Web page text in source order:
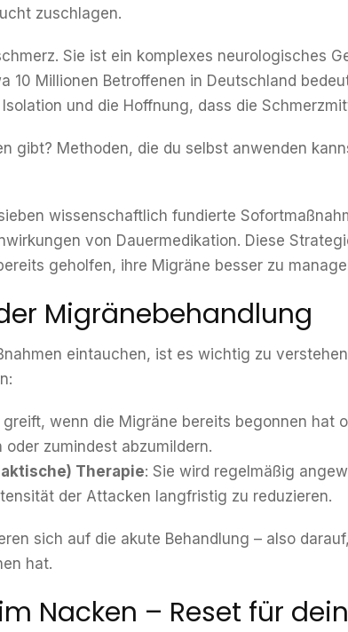
zuschlagen.
Sie ist ein komplexes neurologisches
10 Millionen Betroffenen in Deutschland
und die Hoffnung, dass die
gibt? Methoden, die du selbst anwenden
wissenschaftlich fundierte
von Dauermedikation. Diese
geholfen, ihre Migräne besser zu
Migränebehandlung
eintauchen, ist es wichtig zu
greift, wenn die Migräne bereits begonnen hat
zumindest abzumildern.
Therapie: Sie wird regelmäßig
der Attacken langfristig zu reduzieren.
sich auf die akute Behandlung – also
hat.
Nacken – Reset für